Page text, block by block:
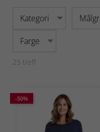
Kategori
Farge
25 treff
-50%